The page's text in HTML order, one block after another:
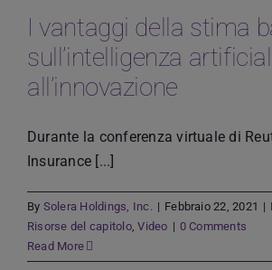
I vantaggi della stima
sull’intelligenza
all’innovazione
Durante la conferenza virtuale di
Insurance [...]
By Solera Holdings, Inc. | Febbraio 22, 2021 |
Risorse del capitolo,Video | 0 Comments
Read More